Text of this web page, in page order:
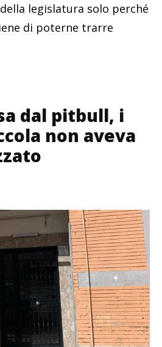
legislatura solo perché
di poterne trarre
dal pitbull, i
non aveva